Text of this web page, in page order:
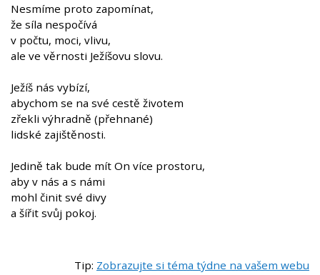
Nesmíme proto zapomínat,
že síla nespočívá
v počtu, moci, vlivu,
ale ve věrnosti Ježíšovu slovu.
Ježíš nás vybízí,
abychom se na své cestě životem
zřekli výhradně (přehnané)
lidské zajištěnosti.
Jedině tak bude mít On více prostoru,
aby v nás a s námi
mohl činit své divy
a šířit svůj pokoj.
Tip: Zobrazujte si téma týdne na vašem webu